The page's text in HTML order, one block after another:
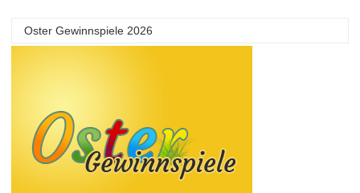
Oster Gewinnspiele 2026